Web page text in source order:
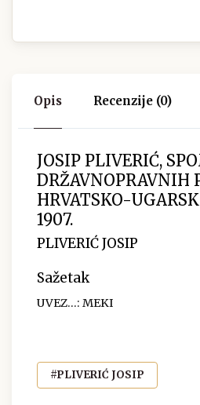
Opis Recenzije (0)
JOSIP PLIVERIĆ,
DRŽAVNOPRAVNIH
HRVATSKO-
1907.
PLIVERIĆ JOSIP
Sažetak
UVEZ...: MEKI
#PLIVERIĆ JOSIP